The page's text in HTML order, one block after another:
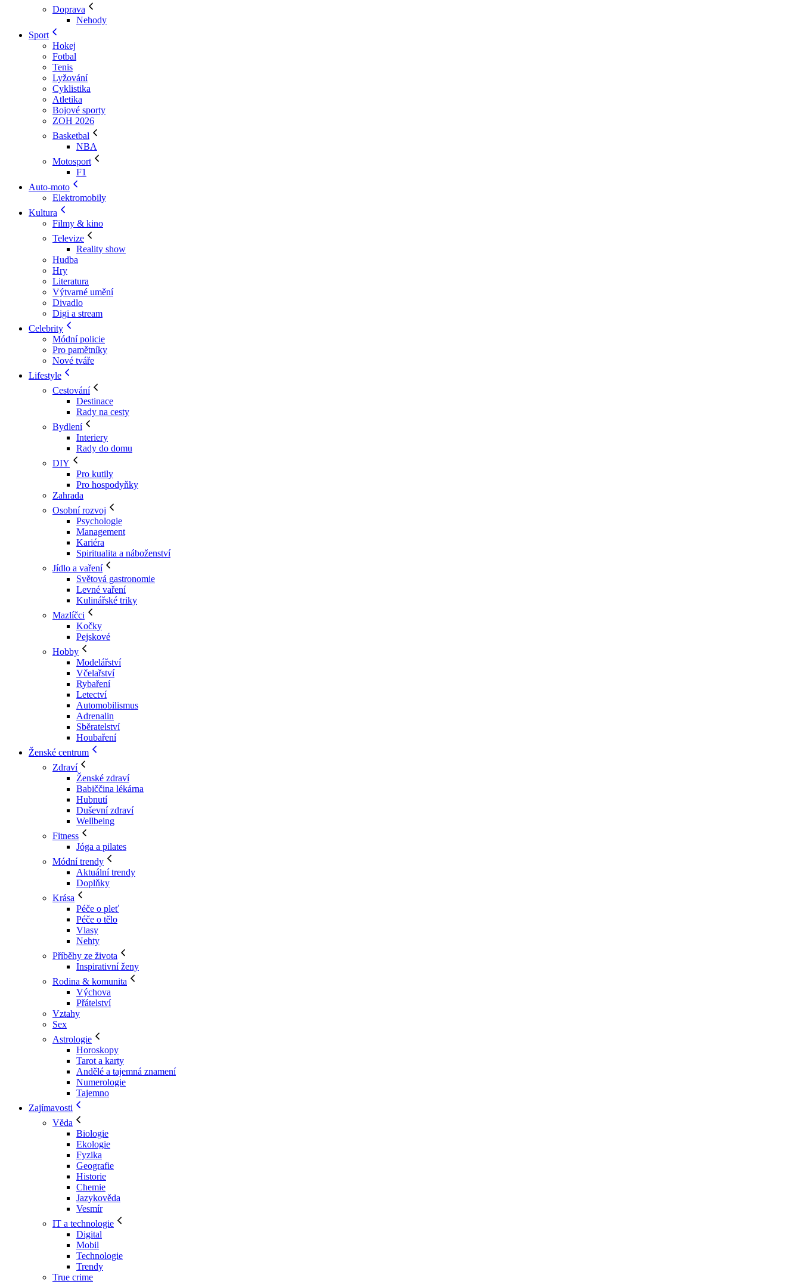
Doprava
Nehody
Sport
Hokej
Fotbal
Tenis
Lyžování
Cyklistika
Atletika
Bojové sporty
ZOH 2026
Basketbal
NBA
Motosport
F1
Auto-moto
Elektromobily
Kultura
Filmy & kino
Televize
Reality show
Hudba
Hry
Literatura
Výtvarné umění
Divadlo
Digi a stream
Celebrity
Módní policie
Pro pamětníky
Nové tváře
Lifestyle
Cestování
Destinace
Rady na cesty
Bydlení
Interiery
Rady do domu
DIY
Pro kutily
Pro hospodyňky
Zahrada
Osobní rozvoj
Psychologie
Management
Kariéra
Spiritualita a náboženství
Jídlo a vaření
Světová gastronomie
Levné vaření
Kulinářské triky
Mazlíčci
Kočky
Pejskové
Hobby
Modelářství
Včelařství
Rybaření
Letectví
Automobilismus
Adrenalin
Sběratelství
Houbaření
Ženské centrum
Zdraví
Ženské zdraví
Babiččina lékárna
Hubnutí
Duševní zdraví
Wellbeing
Fitness
Jóga a pilates
Módní trendy
Aktuální trendy
Doplňky
Krása
Péče o pleť
Péče o tělo
Vlasy
Nehty
Příběhy ze života
Inspirativní ženy
Rodina & komunita
Výchova
Přátelství
Vztahy
Sex
Astrologie
Horoskopy
Tarot a karty
Andělé a tajemná znamení
Numerologie
Tajemno
Zajímavosti
Věda
Biologie
Ekologie
Fyzika
Geografie
Historie
Chemie
Jazykověda
Vesmír
IT a technologie
Digital
Mobil
Technologie
Trendy
True crime